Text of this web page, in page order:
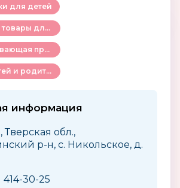
для детей
Канцтовары и товары для творчества
Учебно-развивающая продукция для детей
Книги для детей и родителей
информация
Тверская обл.,
р-н, с. Никольское, д.
414-30-25